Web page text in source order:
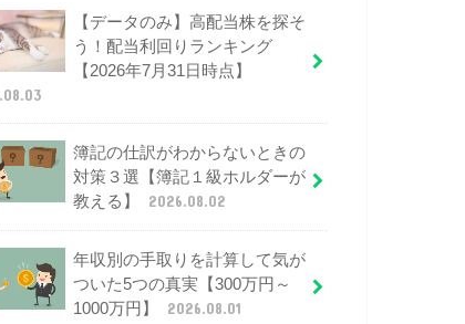
【データのみ】高配当株を探そ
う！配当利回りランキング
【2026年7月31日時点】
簿記の仕訳がわからないときの
対策３選【簿記１級ホルダーが
教える】
2026.08.02
年収別の手取りを計算して気が
ついた5つの真実【300万円～
1000万円】
2026.08.01